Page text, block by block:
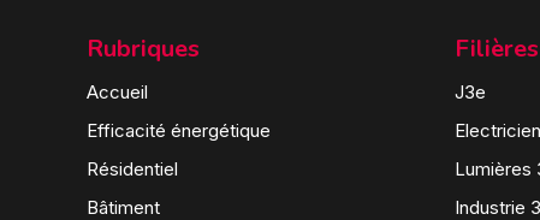
Rubriques
Accueil
Efficacité énergétique
Résidentiel
Bâtiment
Filières
J3e
Lumières
Industrie